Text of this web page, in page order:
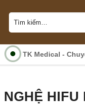
Tìm
kiếm:
TK Medical -
NGHỆ